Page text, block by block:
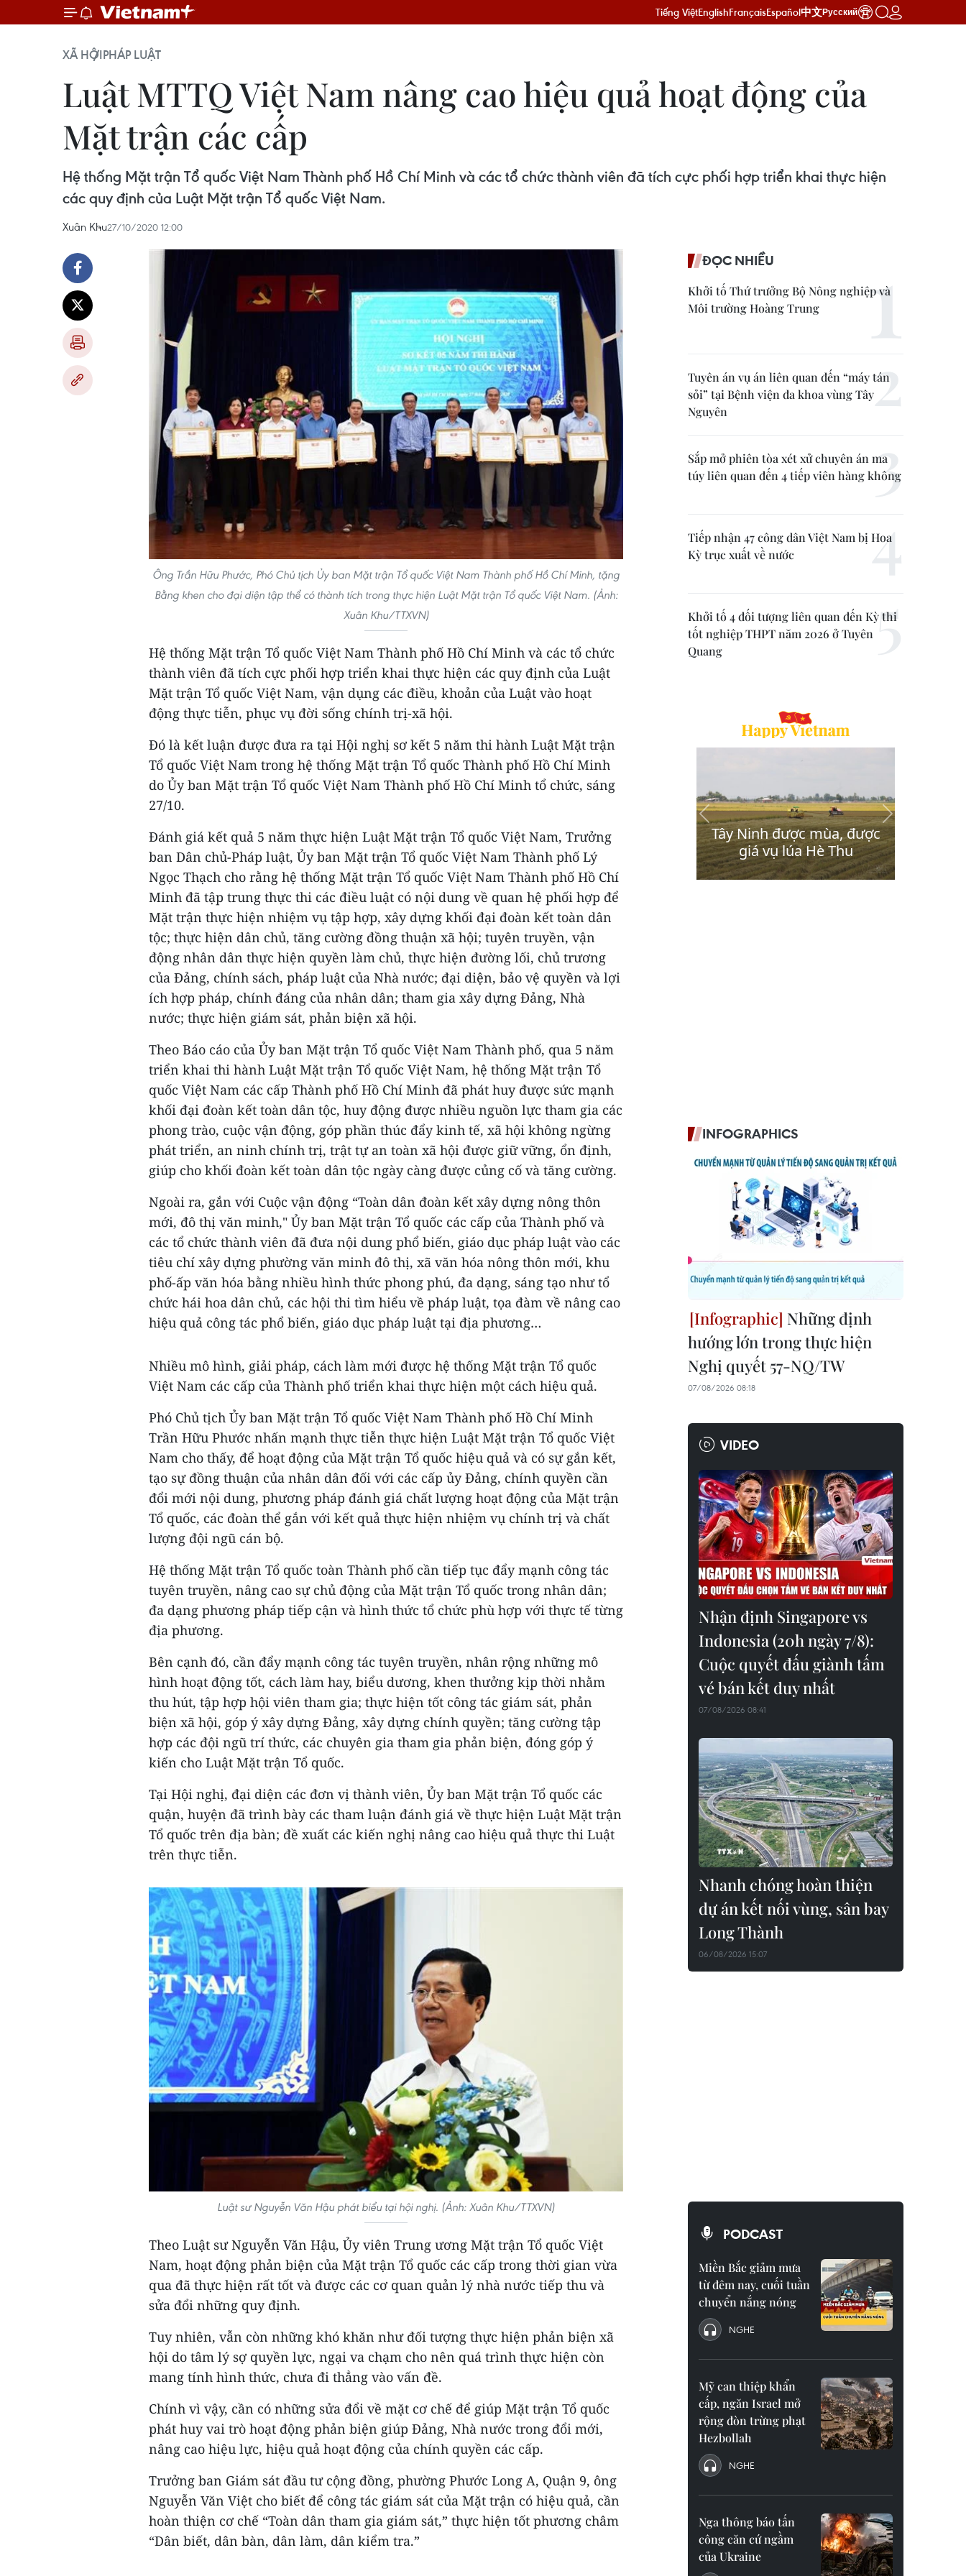
Tiếng ViệtEnglishFrançaisEspañol中文Русский
XÃ HỘIPHÁP LUẬT
Luật MTTQ Việt Nam nâng cao hiệu quả hoạt động của
Mặt trận các cấp
Hệ thống Mặt trận Tổ quốc Việt Nam Thành phố Hồ Chí Minh và các tổ chức thành viên đã tích cực phối hợp triển khai thực hiện
các quy định của Luật Mặt trận Tổ quốc Việt Nam.
Xuân Khu27/10/2020 12:00
Ông Trần Hữu Phước, Phó Chủ tịch Ủy ban Mặt trận Tổ quốc Việt Nam Thành phố Hồ Chí Minh, tặng
Bằng khen cho đại diện tập thể có thành tích trong thực hiện Luật Mặt trận Tổ quốc Việt Nam. (Ảnh:
Xuân Khu/TTXVN)
Hệ thống Mặt trận Tổ quốc Việt Nam Thành phố Hồ Chí Minh và các tổ chức
thành viên đã tích cực phối hợp triển khai thực hiện các quy định của Luật
Mặt trận Tổ quốc Việt Nam, vận dụng các điều, khoản của Luật vào hoạt
động thực tiễn, phục vụ đời sống chính trị-xã hội.
Đó là kết luận được đưa ra tại Hội nghị sơ kết 5 năm thi hành Luật Mặt trận
Tổ quốc Việt Nam trong hệ thống Mặt trận Tổ quốc Thành phố Hồ Chí Minh
do Ủy ban Mặt trận Tổ quốc Việt Nam Thành phố Hồ Chí Minh tổ chức, sáng
27/10.
Đánh giá kết quả 5 năm thực hiện Luật Mặt trận Tổ quốc Việt Nam, Trưởng
ban Dân chủ-Pháp luật, Ủy ban Mặt trận Tổ quốc Việt Nam Thành phố Lý
Ngọc Thạch cho rằng hệ thống Mặt trận Tổ quốc Việt Nam Thành phố Hồ Chí
Minh đã tập trung thực thi các điều luật có nội dung về quan hệ phối hợp để
Mặt trận thực hiện nhiệm vụ tập hợp, xây dựng khối đại đoàn kết toàn dân
tộc; thực hiện dân chủ, tăng cường đồng thuận xã hội; tuyên truyền, vận
động nhân dân thực hiện quyền làm chủ, thực hiện đường lối, chủ trương
của Đảng, chính sách, pháp luật của Nhà nước; đại diện, bảo vệ quyền và lợi
ích hợp pháp, chính đáng của nhân dân; tham gia xây dựng Đảng, Nhà
nước; thực hiện giám sát, phản biện xã hội.
Theo Báo cáo của Ủy ban Mặt trận Tổ quốc Việt Nam Thành phố, qua 5 năm
triển khai thi hành Luật Mặt trận Tổ quốc Việt Nam, hệ thống Mặt trận Tổ
quốc Việt Nam các cấp Thành phố Hồ Chí Minh đã phát huy được sức mạnh
khối đại đoàn kết toàn dân tộc, huy động được nhiều nguồn lực tham gia các
phong trào, cuộc vận động, góp phần thúc đẩy kinh tế, xã hội không ngừng
phát triển, an ninh chính trị, trật tự an toàn xã hội được giữ vững, ổn định,
giúp cho khối đoàn kết toàn dân tộc ngày càng được củng cố và tăng cường.
Ngoài ra, gắn với Cuộc vận động “Toàn dân đoàn kết xây dựng nông thôn
mới, đô thị văn minh," Ủy ban Mặt trận Tổ quốc các cấp của Thành phố và
các tổ chức thành viên đã đưa nội dung phổ biến, giáo dục pháp luật vào các
tiêu chí xây dựng phường văn minh đô thị, xã văn hóa nông thôn mới, khu
phố-ấp văn hóa bằng nhiều hình thức phong phú, đa dạng, sáng tạo như tổ
chức hái hoa dân chủ, các hội thi tìm hiểu về pháp luật, tọa đàm về nâng cao
hiệu quả công tác phổ biến, giáo dục pháp luật tại địa phương…
Nhiều mô hình, giải pháp, cách làm mới được hệ thống Mặt trận Tổ quốc
Việt Nam các cấp của Thành phố triển khai thực hiện một cách hiệu quả.
Phó Chủ tịch Ủy ban Mặt trận Tổ quốc Việt Nam Thành phố Hồ Chí Minh
Trần Hữu Phước nhấn mạnh thực tiễn thực hiện Luật Mặt trận Tổ quốc Việt
Nam cho thấy, để hoạt động của Mặt trận Tổ quốc hiệu quả và có sự gắn kết,
tạo sự đồng thuận của nhân dân đối với các cấp ủy Đảng, chính quyền cần
đổi mới nội dung, phương pháp đánh giá chất lượng hoạt động của Mặt trận
Tổ quốc, các đoàn thể gắn với kết quả thực hiện nhiệm vụ chính trị và chất
lượng đội ngũ cán bộ.
Hệ thống Mặt trận Tổ quốc toàn Thành phố cần tiếp tục đẩy mạnh công tác
tuyên truyền, nâng cao sự chủ động của Mặt trận Tổ quốc trong nhân dân;
đa dạng phương pháp tiếp cận và hình thức tổ chức phù hợp với thực tế từng
địa phương.
Bên cạnh đó, cần đẩy mạnh công tác tuyên truyền, nhân rộng những mô
hình hoạt động tốt, cách làm hay, biểu dương, khen thưởng kịp thời nhằm
thu hút, tập hợp hội viên tham gia; thực hiện tốt công tác giám sát, phản
biện xã hội, góp ý xây dựng Đảng, xây dựng chính quyền; tăng cường tập
hợp các đội ngũ trí thức, các chuyên gia tham gia phản biện, đóng góp ý
kiến cho Luật Mặt trận Tổ quốc.
Tại Hội nghị, đại diện các đơn vị thành viên, Ủy ban Mặt trận Tổ quốc các
quận, huyện đã trình bày các tham luận đánh giá về thực hiện Luật Mặt trận
Tổ quốc trên địa bàn; đề xuất các kiến nghị nâng cao hiệu quả thực thi Luật
trên thực tiễn.
Luật sư Nguyễn Văn Hậu phát biểu tại hội nghị. (Ảnh: Xuân Khu/TTXVN)
Theo Luật sư Nguyễn Văn Hậu, Ủy viên Trung ương Mặt trận Tổ quốc Việt
Nam, hoạt động phản biện của Mặt trận Tổ quốc các cấp trong thời gian vừa
qua đã thực hiện rất tốt và được các cơ quan quản lý nhà nước tiếp thu và
sửa đổi những quy định.
Tuy nhiên, vẫn còn những khó khăn như đối tượng thực hiện phản biện xã
hội do tâm lý sợ quyền lực, ngại va chạm cho nên quá trình thực hiện còn
mang tính hình thức, chưa đi thẳng vào vấn đề.
Chính vì vậy, cần có những sửa đổi về mặt cơ chế để giúp Mặt trận Tổ quốc
phát huy vai trò hoạt động phản biện giúp Đảng, Nhà nước trong đổi mới,
nâng cao hiệu lực, hiệu quả hoạt động của chính quyền các cấp.
Trưởng ban Giám sát đầu tư cộng đồng, phường Phước Long A, Quận 9, ông
Nguyễn Văn Việt cho biết để công tác giám sát của Mặt trận có hiệu quả, cần
hoàn thiện cơ chế “Toàn dân tham gia giám sát,” thực hiện tốt phương châm
“Dân biết, dân bàn, dân làm, dân kiểm tra.”
ĐỌC NHIỀU
Khởi tố Thứ trưởng Bộ Nông nghiệp và
Môi trường Hoàng Trung
Tuyên án vụ án liên quan đến “máy tán
sỏi” tại Bệnh viện đa khoa vùng Tây
Nguyên
Sắp mở phiên tòa xét xử chuyên án ma
túy liên quan đến 4 tiếp viên hàng không
Tiếp nhận 47 công dân Việt Nam bị Hoa
Kỳ trục xuất về nước
Khởi tố 4 đối tượng liên quan đến Kỳ thi
tốt nghiệp THPT năm 2026 ở Tuyên
Quang
INFOGRAPHICS
Những định
hướng lớn trong thực hiện
Nghị quyết 57-NQ/TW
07/08/2026 08:18
VIDEO
Nhận định Singapore vs
Indonesia (20h ngày 7/8):
Cuộc quyết đấu giành tấm
vé bán kết duy nhất
07/08/2026 08:41
Nhanh chóng hoàn thiện
dự án kết nối vùng, sân bay
Long Thành
06/08/2026 15:07
PODCAST
Miền Bắc giảm mưa
từ đêm nay, cuối tuần
chuyển nắng nóng
NGHE
Mỹ can thiệp khẩn
cấp, ngăn Israel mở
rộng đòn trừng phạt
Hezbollah
NGHE
Nga thông báo tấn
công căn cứ ngầm
của Ukraine